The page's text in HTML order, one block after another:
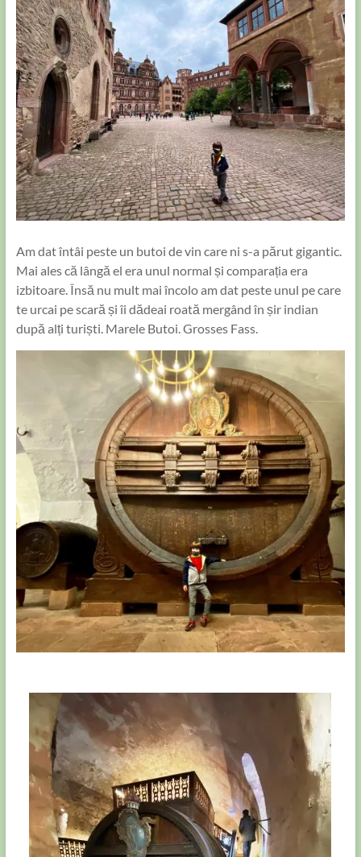
Am dat întâi peste un butoi de vin care ni s-a părut gigantic.
Mai ales că lângă el era unul normal și comparația era
izbitoare. Însă nu mult mai încolo am dat peste unul pe care
te urcai pe scară și îi dădeai roată mergând în șir indian
după alți turiști. Marele Butoi. Grosses Fass.